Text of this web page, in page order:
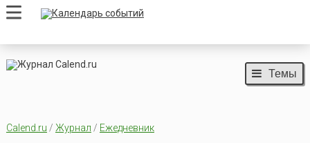
Темы
Calend.ru / Журнал / Ежедневник